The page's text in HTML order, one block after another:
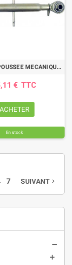
remove
add
BARRE DE POUSSEE MECANIQUE ROTULE-ROTULE LG 480-650 CAT2
€ TTC
ACHETER
En stock
7 SUIVANT navigate_next